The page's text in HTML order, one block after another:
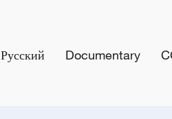
Русский Documentary